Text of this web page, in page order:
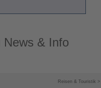
News & Info
Reisen & Touristik